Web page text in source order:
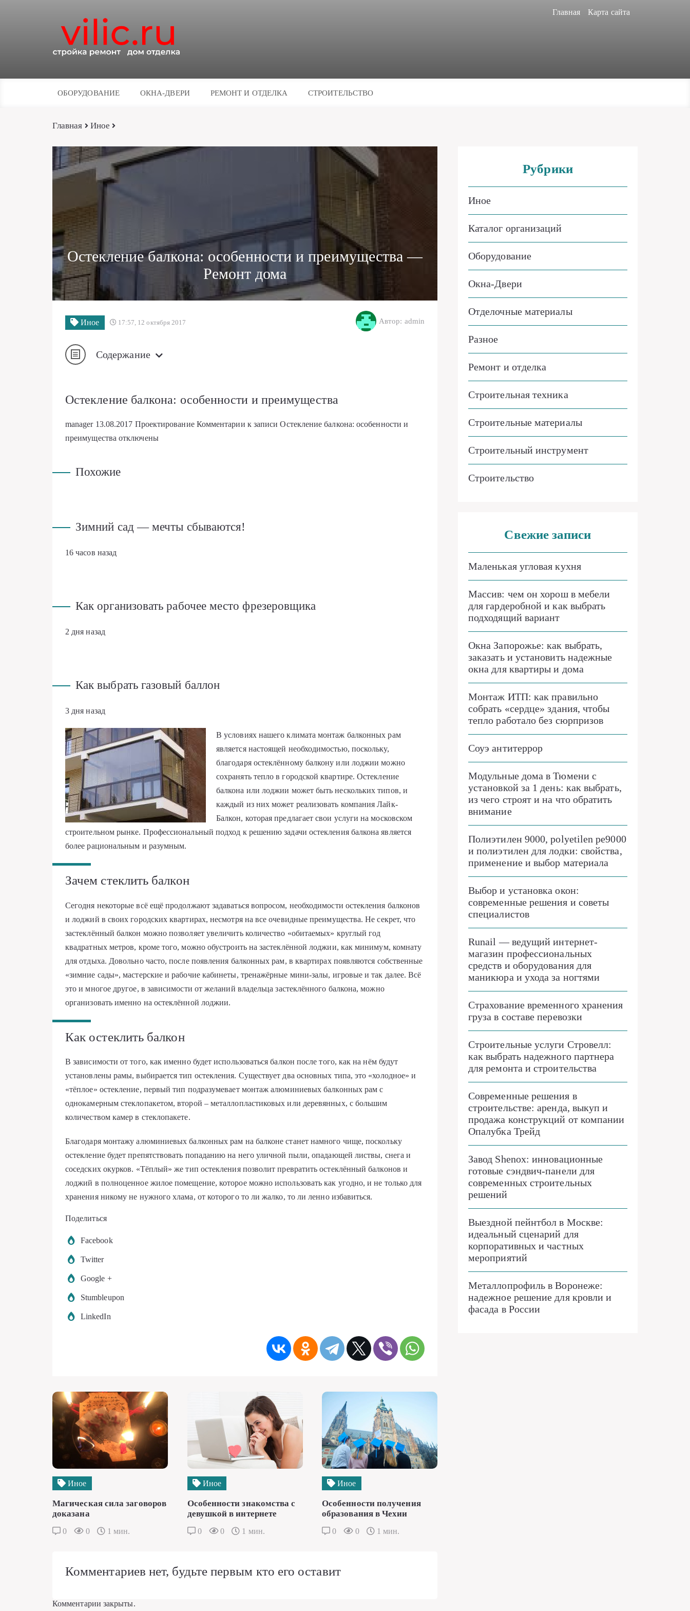
Главная Карта сайта
ОБОРУДОВАНИЕ ОКНА-ДВЕРИ РЕМОНТ И ОТДЕЛКА СТРОИТЕЛЬСТВО
Главная Иное
Остекление балкона: особенности и преимущества —
Ремонт дома
Иное 17:57, 12 октября 2017 Автор: admin
Содержание
Остекление балкона: особенности и преимущества
manager 13.08.2017 Проектирование Комментарии к записи Остекление балкона: особенности и
преимущества отключены
Похожие
Зимний сад — мечты сбываются!
16 часов назад
Как организовать рабочее место фрезеровщика
2 дня назад
Как выбрать газовый баллон
3 дня назад
В условиях нашего климата монтаж балконных рам
является настоящей необходимостью, поскольку,
благодаря остеклённому балкону или лоджии можно
сохранять тепло в городской квартире. Остекление
балкона или лоджии может быть нескольких типов, и
каждый из них может реализовать компания Лайк-
Балкон, которая предлагает свои услуги на московском
строительном рынке. Профессиональный подход к решению задачи остекления балкона является
более рациональным и разумным.
Зачем стеклить балкон
Сегодня некоторые всё ещё продолжают задаваться вопросом, необходимости остекления балконов
и лоджий в своих городских квартирах, несмотря на все очевидные преимущества. Не секрет, что
застеклённый балкон можно позволяет увеличить количество «обитаемых» круглый год
квадратных метров, кроме того, можно обустроить на застеклённой лоджии, как минимум, комнату
для отдыха. Довольно часто, после появления балконных рам, в квартирах появляются собственные
«зимние сады», мастерские и рабочие кабинеты, тренажёрные мини-залы, игровые и так далее. Всё
это и многое другое, в зависимости от желаний владельца застеклённого балкона, можно
организовать именно на остеклённой лоджии.
Как остеклить балкон
В зависимости от того, как именно будет использоваться балкон после того, как на нём будут
установлены рамы, выбирается тип остекления. Существует два основных типа, это «холодное» и
«тёплое» остекление, первый тип подразумевает монтаж алюминиевых балконных рам с
однокамерным стеклопакетом, второй – металлопластиковых или деревянных, с большим
количеством камер в стеклопакете.
Благодаря монтажу алюминиевых балконных рам на балконе станет намного чище, поскольку
остекление будет препятствовать попаданию на него уличной пыли, опадающей листвы, снега и
соседских окурков. «Тёплый» же тип остекления позволит превратить остеклённый балконов и
лоджий в полноценное жилое помещение, которое можно использовать как угодно, и не только для
хранения никому не нужного хлама, от которого то ли жалко, то ли ленно избавиться.
Поделиться
Facebook
Twitter
Google +
Stumbleupon
LinkedIn
Иное
Магическая сила заговоров
доказана
0 0 1 мин.
Иное
Особенности знакомства с
девушкой в интернете
0 0 1 мин.
Иное
Особенности получения
образования в Чехии
0 0 1 мин.
Комментариев нет, будьте первым кто его оставит
Комментарии закрыты.
Рубрики
Иное
Каталог организаций
Оборудование
Окна-Двери
Отделочные материалы
Разное
Ремонт и отделка
Строительная техника
Строительные материалы
Строительный инструмент
Строительство
Свежие записи
Маленькая угловая кухня
Массив: чем он хорош в мебели
для гардеробной и как выбрать
подходящий вариант
Окна Запорожье: как выбрать,
заказать и установить надежные
окна для квартиры и дома
Монтаж ИТП: как правильно
собрать «сердце» здания, чтобы
тепло работало без сюрпризов
Соуэ антитеррор
Модульные дома в Тюмени с
установкой за 1 день: как выбрать,
из чего строят и на что обратить
внимание
Полиэтилен 9000, polyetilen pe9000
и полиэтилен для лодки: свойства,
применение и выбор материала
Выбор и установка окон:
современные решения и советы
специалистов
Runail — ведущий интернет-
магазин профессиональных
средств и оборудования для
маникюра и ухода за ногтями
Страхование временного хранения
груза в составе перевозки
Строительные услуги Стровелл:
как выбрать надежного партнера
для ремонта и строительства
Современные решения в
строительстве: аренда, выкуп и
продажа конструкций от компании
Опалубка Трейд
Завод Shenox: инновационные
готовые сэндвич-панели для
современных строительных
решений
Выездной пейнтбол в Москве:
идеальный сценарий для
корпоративных и частных
мероприятий
Металлопрофиль в Воронеже:
надежное решение для кровли и
фасада в России